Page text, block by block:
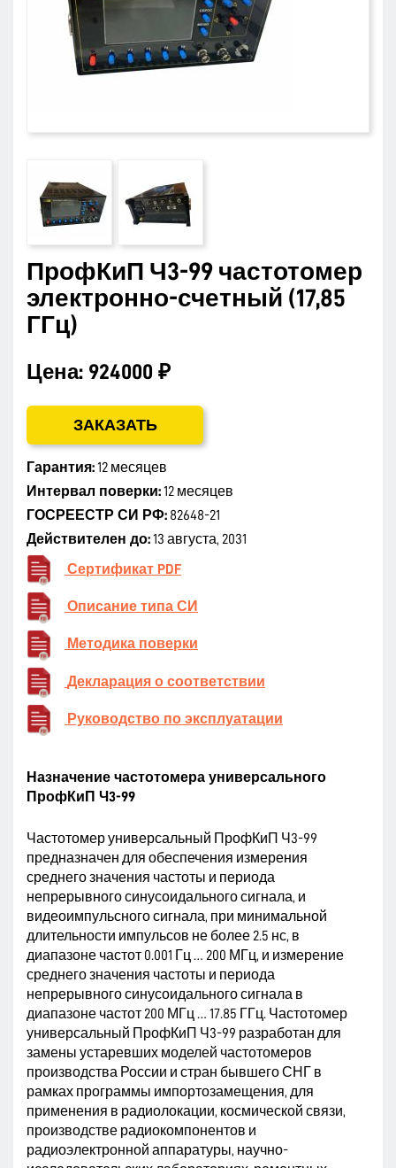
ПрофКиП Ч3-99 частотомер
электронно-счетный (17,85
ГГц)
Цена: 924000 ₽
ЗАКАЗАТЬ
Гарантия:12 месяцев
Интервал поверки:12 месяцев
ГОСРЕЕСТР СИ РФ: 82648-21
Действителен до:13 августа, 2031
Сертификат PDF
Описание типа СИ
Методика поверки
Декларация о соответствии
Руководство по эксплуатации
Назначение частотомера универсального
ПрофКиП Ч3-99
Частотомер универсальный ПрофКиП Ч3-99
предназначен для обеспечения измерения
среднего значения частоты и периода
непрерывного синусоидального сигнала, и
видеоимпульсного сигнала, при минимальной
длительности импульсов не более 2.5 нс, в
диапазоне частот 0.001 Гц … 200 МГц, и измерение
среднего значения частоты и периода
непрерывного синусоидального сигнала в
диапазоне частот 200 МГц … 17.85 ГГц. Частотомер
универсальный ПрофКиП Ч3-99 разработан для
замены устаревших моделей частотомеров
производства России и стран бывшего СНГ в
рамках программы импортозамещения, для
применения в радиолокации, космической связи,
производстве радиокомпонентов и
радиоэлектронной аппаратуры, научно-